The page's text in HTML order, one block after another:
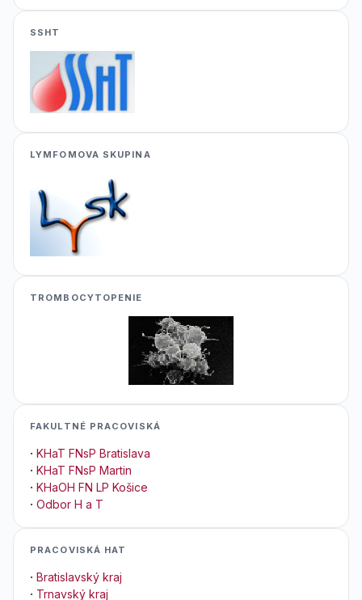
SSHT
LYMFOMOVA SKUPINA
TROMBOCYTOPENIE
FAKULTNÉ PRACOVISKÁ
· KHaT FNsP Bratislava
· KHaT FNsP Martin
· KHaOH FN LP Košice
· Odbor H a T
PRACOVISKÁ HAT
· Bratislavský kraj
· Trnavský kraj